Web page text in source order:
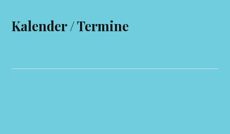
Kalender / Termine